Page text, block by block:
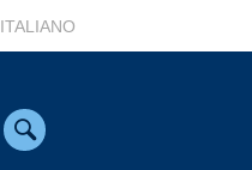
ITALIANO